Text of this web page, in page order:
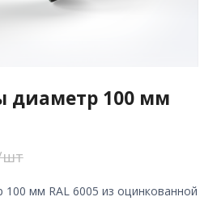
диаметр 100 мм
шт